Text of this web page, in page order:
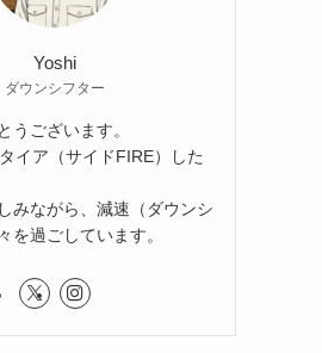
Yoshi
ダウンシフター
うございます。
イア（サイドFIRE）した
みながら、減速（ダウンシ
を過ごしています。